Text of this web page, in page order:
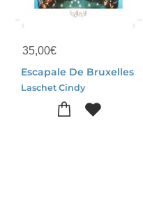
35,00€
Escapale De Bruxelles
Laschet Cindy